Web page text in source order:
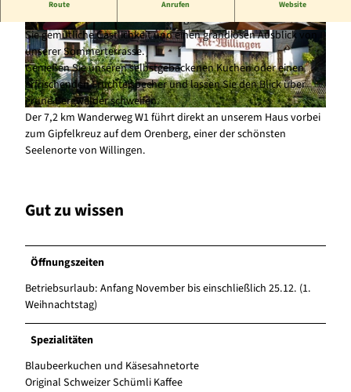
© Café Alt-Willingen, Birgit Göbel | CC-BY-SA
© Café Alt-Willingen, Birgit Göbel |CC-BY-SA © Café Alt-Willingen |CC-BY-SA
Route Anrufen Website
Besuchen Sie unser Café Alt-Willingen im Sommer und erleben
Sie gemütliche Gastlichkeit und einen grandiosen Ausblick von
unserer Sommerterrasse.
Genießen Sie unseren selbstgebackenen Kuchen oder einen
erfrischenden Fruchteisbecher und lassen Sie den Blick über
grüne Bergwälder schweifen.
Der 7,2 km Wanderweg W1 führt direkt an unserem Haus vorbei
zum Gipfelkreuz auf dem Orenberg, einer der schönsten
Seelenorte von Willingen.
Gut zu wissen
Öffnungszeiten
Betriebsurlaub: Anfang November bis einschließlich 25.12. (1.
Weihnachtstag)
Spezialitäten
Blaubeerkuchen und Käsesahnetorte
Original Schweizer Schümli Kaffee